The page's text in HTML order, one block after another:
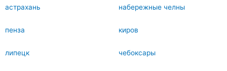
астрахань набережные челны
пенза киров
липецк чебоксары